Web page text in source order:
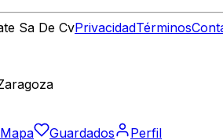
Sa De CvPrivacidadTérminos
Mapa Guardados Perfil